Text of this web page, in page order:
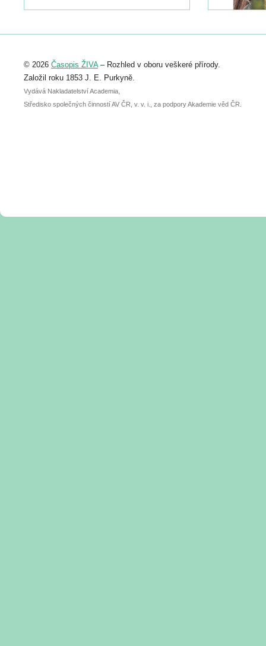
Registrovat se můžete do 6. září.
abstraktu přihlášené přednášky nebo
posteru je už 30. června.
© 2026 Časopis ŽIVA– Rozhled v oboru veškeré přírody.
Založil roku 1853 J. E. Purkyně.
Vydává Nakladatelství Academia,
Středisko společných činností AV ČR, v. v. i., za podpory Akademie věd ČR.